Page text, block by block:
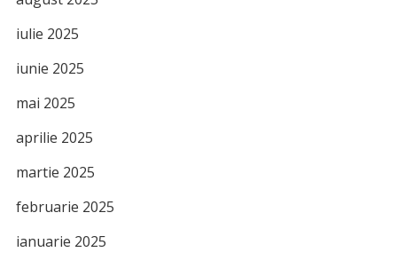
iulie 2025
iunie 2025
mai 2025
aprilie 2025
martie 2025
februarie 2025
ianuarie 2025